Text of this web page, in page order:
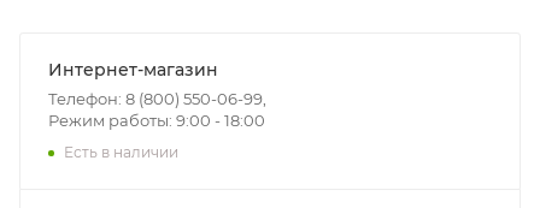
Интернет-магазин
Телефон: 8 (800) 550-06-99,
Режим работы: 9:00 - 18:00
Есть в наличии